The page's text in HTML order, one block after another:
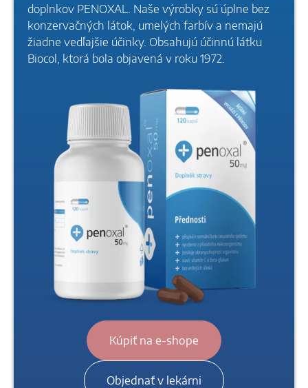
doplnkov PENOXAL. Naše výrobky sú úplne bez
konzervačných látok, umelých farbív a nemajú
žiadne vedľajšie účinky. Obsahujú účinnú látku
Biocol, ktorá bola objavená v roku 1972.
Kúpiť na e-shope
Objednať v lekárni